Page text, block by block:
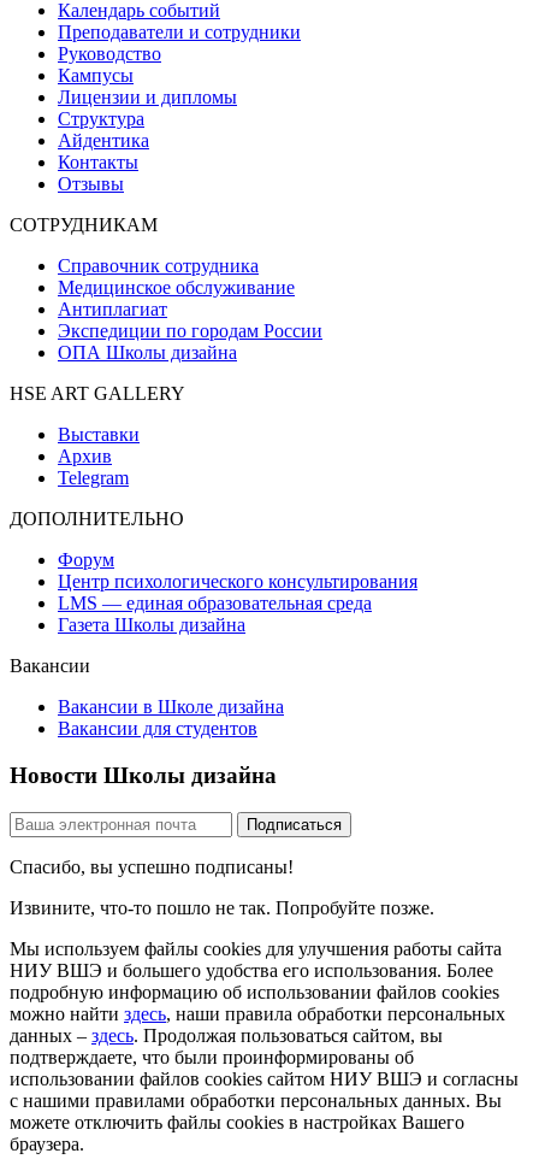
Календарь событий
Преподаватели и сотрудники
Руководство
Кампусы
Лицензии и дипломы
Структура
Айдентика
Контакты
Отзывы
СОТРУДНИКАМ
Справочник сотрудника
Медицинское обслуживание
Антиплагиат
Экспедиции по городам России
ОПА Школы дизайна
HSE ART GALLERY
Выставки
Архив
Telegram
ДОПОЛНИТЕЛЬНО
Форум
Центр психологического консультирования
LMS — единая образовательная среда
Газета Школы дизайна
Вакансии
Вакансии в Школе дизайна
Вакансии для студентов
Новости Школы дизайна
Спасибо, вы успешно подписаны!
Извините, что-то пошло не так. Попробуйте позже.
Мы используем файлы cookies для улучшения работы сайта
НИУ ВШЭ и большего удобства его использования. Более
подробную информацию об использовании файлов cookies
можно найти здесь, наши правила обработки персональных
данных – здесь. Продолжая пользоваться сайтом, вы
подтверждаете, что были проинформированы об
использовании файлов cookies сайтом НИУ ВШЭ и согласны
с нашими правилами обработки персональных данных. Вы
можете отключить файлы cookies в настройках Вашего
браузера.